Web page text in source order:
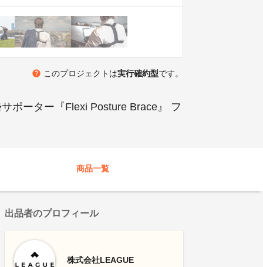
help このプロジェクトは実行確約型です。
ポーター『Flexi Posture Brace』 フ
商品一覧
出品者のプロフィール
株式会社LEAGUE